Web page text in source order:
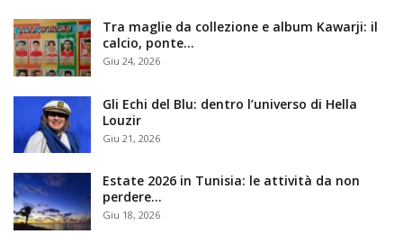
Tra maglie da collezione e album Kawarji: il
calcio, ponte…
Giu 24, 2026
Gli Echi del Blu: dentro l’universo di Hella
Louzir
Giu 21, 2026
Estate 2026 in Tunisia: le attività da non
perdere…
Giu 18, 2026